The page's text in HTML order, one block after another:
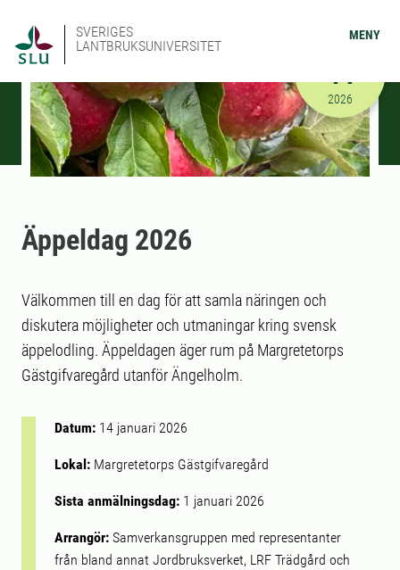
SVERIGES
LANTBRUKSUNIVERSITET
MENY
2026-01-
14
2026
Äppeldag 2026
Välkommen till en dag för att samla näringen och
diskutera möjligheter och utmaningar kring svensk
äppelodling. Äppeldagen äger rum på Margretetorps
Gästgifvaregård utanför Ängelholm.
Datum: 14 januari 2026
Lokal: Margretetorps Gästgifvaregård
Sista anmälningsdag: 1 januari 2026
Arrangör: Samverkansgruppen med representanter
från bland annat Jordbruksverket, LRF Trädgård och